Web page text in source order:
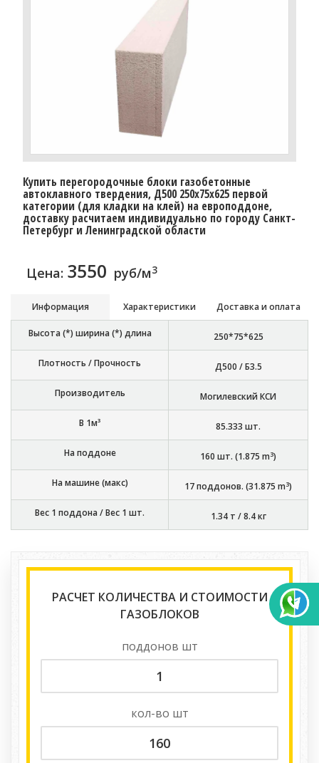
Купить перегородочные блоки газобетонные
автоклавного твердения, Д500 250x75x625 первой
категории (для кладки на клей) на европоддоне,
доставку расчитаем индивидуально по городу Санкт-
Петербург и Ленинградской области
Цена: 3550 руб/м3
Информация Характеристики Доставка и оплата
Высота (*) ширина (*) длина 250*75*625
Плотность / Прочность Д500 / Б3.5
Производитель Могилевский КСИ
В 1м³ 85.333 шт.
На поддоне 160 шт. (1.875 m3)
На машине (макс) 17поддонов. (31.875 m3)
Вес 1 поддона / Вес 1 шт. 1.34 т /8.4 кг
РАСЧЕТ КОЛИЧЕСТВА И СТОИМОСТИ
ГАЗОБЛОКОВ
поддонов шт
кол-во шт